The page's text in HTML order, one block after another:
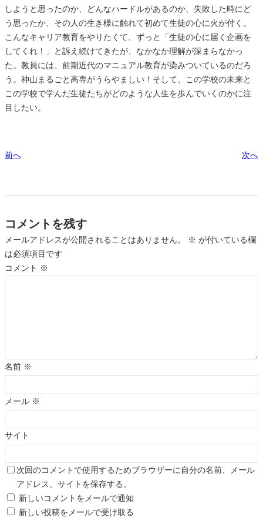
しようと思ったのか、どんなハードルがあるのか、失敗した時にど
う思ったか、その人の生き様に触れて初めて生徒の心に火が付く。
こんなキャリア教育をやりたくて、ずっと「生徒の心に届く企画を
してくれ！」と訴え続けてきたが、なかなか理解が深まらなかっ
た。教員には、前期近代のマニュアル教育が染みついているのだろ
う。神山まるごと高専がうらやましい！そして、この学校の未来と
この学校で学んだ生徒たちがどのような人生を歩んでいくのかに注
目したい。
前へ 次へ
コメントを残す
メールアドレスが公開されることはありません。 ※ が付いている欄
は必須項目です
コメント ※
名前 ※
メール ※
サイト
次回のコメントで使用するためブラウザーに自分の名前、メール
アドレス、サイトを保存する。
新しいコメントをメールで通知
新しい投稿をメールで受け取る